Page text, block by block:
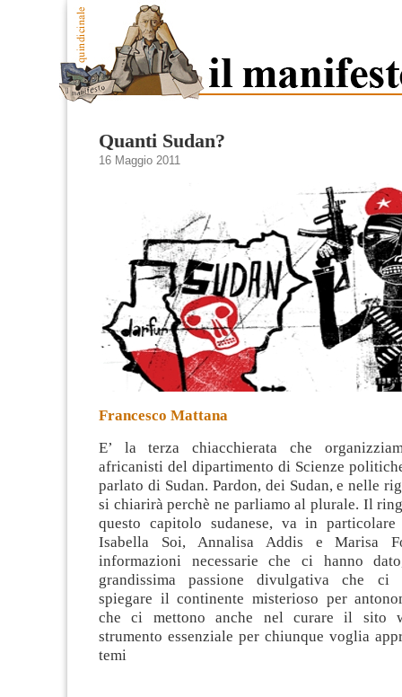
Quanti Sudan?
16 Maggio 2011
Francesco Mattana
E’ la terza chiacchierata che
africanisti del dipartimento di Scienze
parlato di Sudan. Pardon, dei Sudan, e nelle
si chiarirà perchè ne parliamo al plurale. Il
questo capitolo sudanese, vain particolare
Isabella Soi, Annalisa Addis e Marisa
informazioni necessarie che ci hanno
grandissima passione divulgativa che ci
spiegare il continente misterioso per
che ci mettono anche nel curare il sito
strumento essenziale per chiunque voglia
temi